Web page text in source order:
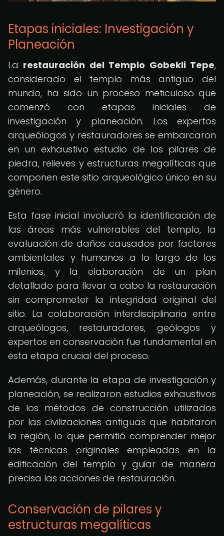
Etapas iniciales: Investigación y
Planeación
La restauración del Templo Gobekli Tepe,
considerado el templo más antiguo del
mundo, ha sido un proceso meticuloso que
comenzó con etapas iniciales de
investigación y planeación. Los expertos
arqueólogos y restauradores se embarcaron
en un exhaustivo estudio de los pilares de
piedra, relieves y estructuras megalíticas que
componen este sitio arqueológico único en su
género.
Esta fase inicial involucró la identificación de
las áreas más vulnerables del templo, la
evaluación de daños causados por factores
ambientales y humanos a lo largo de los
milenios, y la elaboración de un plan
detallado para llevar a cabo la restauración
sin comprometer la integridad original del
sitio. La colaboración interdisciplinaria entre
arqueólogos, restauradores, geólogos y
expertos en conservación fue fundamental en
esta etapa crucial del proceso.
Además, durante la etapa de investigación y
planeación, se realizaron estudios exhaustivos
de los métodos de construcción utilizados
por las civilizaciones antiguas que habitaron
la región, lo que permitió comprender mejor
las técnicas originales empleadas en la
edificación del templo y guiar de manera
precisa las acciones de restauración.
Conservación de pilares y
estructuras megalíticas